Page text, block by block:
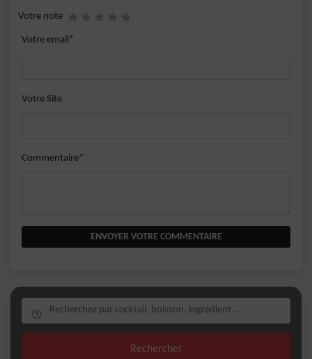
Votre note
Votre email*
Votre Site
Commentaire*
ENVOYER VOTRE COMMENTAIRE
Rechercher